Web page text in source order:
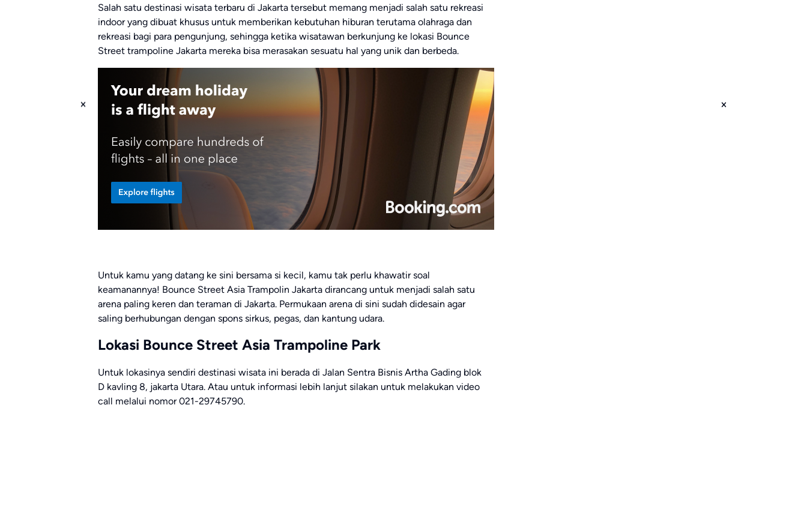
Salah satu destinasi wisata terbaru di Jakarta tersebut memang menjadi salah satu rekreasi
indoor yang dibuat khusus untuk memberikan kebutuhan hiburan terutama olahraga dan
rekreasi bagi para pengunjung, sehingga ketika wisatawan berkunjung ke lokasi Bounce
Street trampoline Jakarta mereka bisa merasakan sesuatu hal yang unik dan berbeda.
Untuk kamu yang datang ke sini bersama si kecil, kamu tak perlu khawatir soal
keamanannya! Bounce Street Asia Trampolin Jakarta dirancang untuk menjadi salah satu
arena paling keren dan teraman di Jakarta. Permukaan arena di sini sudah didesain agar
saling berhubungan dengan spons sirkus, pegas, dan kantung udara.
Lokasi Bounce Street Asia Trampoline Park
Untuk lokasinya sendiri destinasi wisata ini berada di Jalan Sentra Bisnis Artha Gading blok
D kavling 8, jakarta Utara. Atau untuk informasi lebih lanjut silakan untuk melakukan video
call melalui nomor 021-29745790.